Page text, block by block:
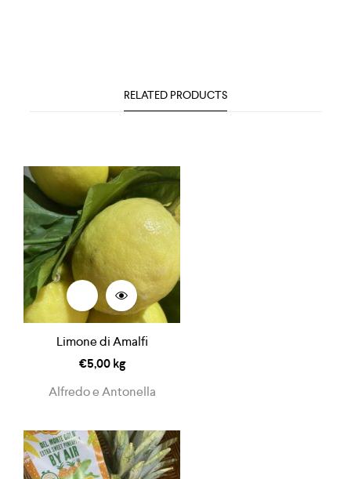
RELATED PRODUCTS
Limone di Amalfi
€5,00kg
Alfredo e Antonella